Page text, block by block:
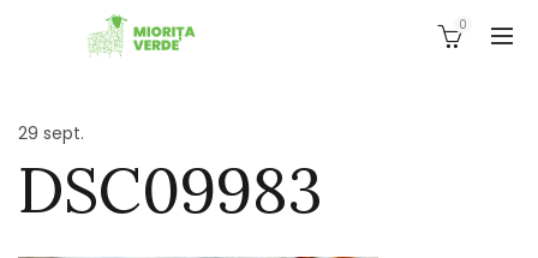
0
29 sept.
DSC09983